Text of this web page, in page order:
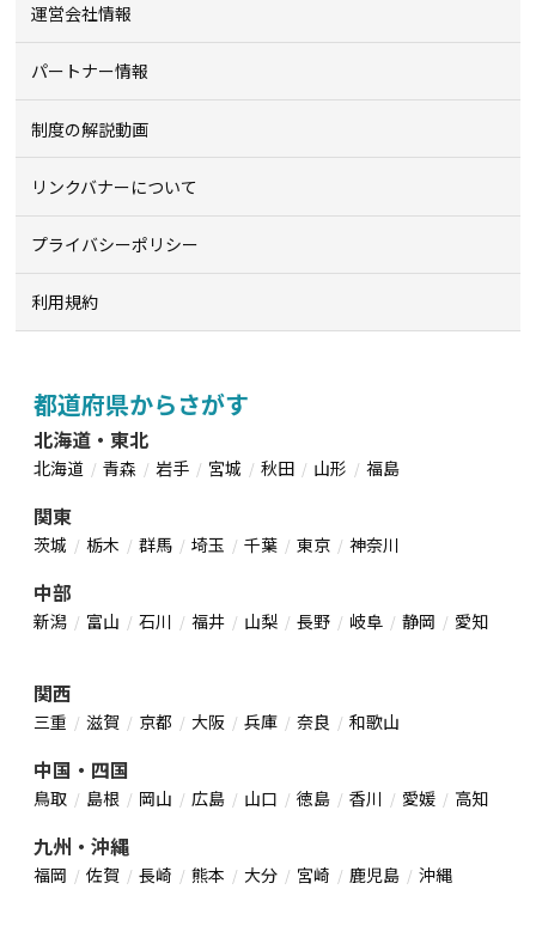
運営会社情報
パートナー情報
制度の解説動画
リンクバナーについて
プライバシーポリシー
利用規約
都道府県からさがす
北海道・東北
北海道 青森 岩手 宮城 秋田 山形 福島
関東
茨城 栃木 群馬 埼玉 千葉 東京 神奈川
中部
新潟 富山 石川 福井 山梨 長野 岐阜 静岡 愛知
関西
三重 滋賀 京都 大阪 兵庫 奈良 和歌山
中国・四国
鳥取 島根 岡山 広島 山口 徳島 香川 愛媛 高知
九州・沖縄
福岡 佐賀 長崎 熊本 大分 宮崎 鹿児島 沖縄